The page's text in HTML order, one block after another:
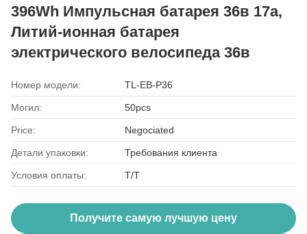
396Wh Импульсная батарея 36в 17а,
Литий-ионная батарея
электрического велосипеда 36в
Номер модели: TL-EB-P36
Могил: 50pcs
Price: Negociated
Детали упаковки: Требования клиента
Условия оплаты: T/T
Получите самую лучшую цену